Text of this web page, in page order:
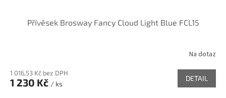
Přívěsek Brosway Fancy Cloud Light Blue FCL15
Na dotaz
1 016,53 Kč bez DPH
1 230 Kč / ks
DETAIL